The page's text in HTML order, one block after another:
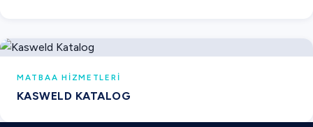
MATBAA HIZMETLERI
KASWELD KATALOG